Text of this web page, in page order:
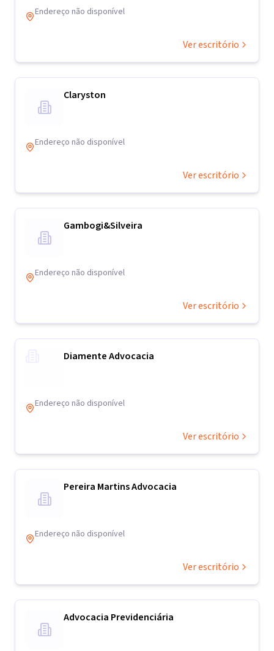
Endereço não disponível
Ver escritório
Claryston
Endereço não disponível
Ver escritório
Gambogi&Silveira
Endereço não disponível
Ver escritório
Diamente Advocacia
Endereço não disponível
Ver escritório
Pereira Martins Advocacia
Endereço não disponível
Ver escritório
Advocacia Previdenciária